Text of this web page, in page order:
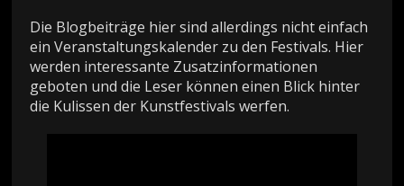
Die Blogbeiträge hier sind allerdings nicht einfach
ein Veranstaltungskalender zu den Festivals. Hier
werden interessante Zusatzinformationen
geboten und die Leser können einen Blick hinter
die Kulissen der Kunstfestivals werfen.